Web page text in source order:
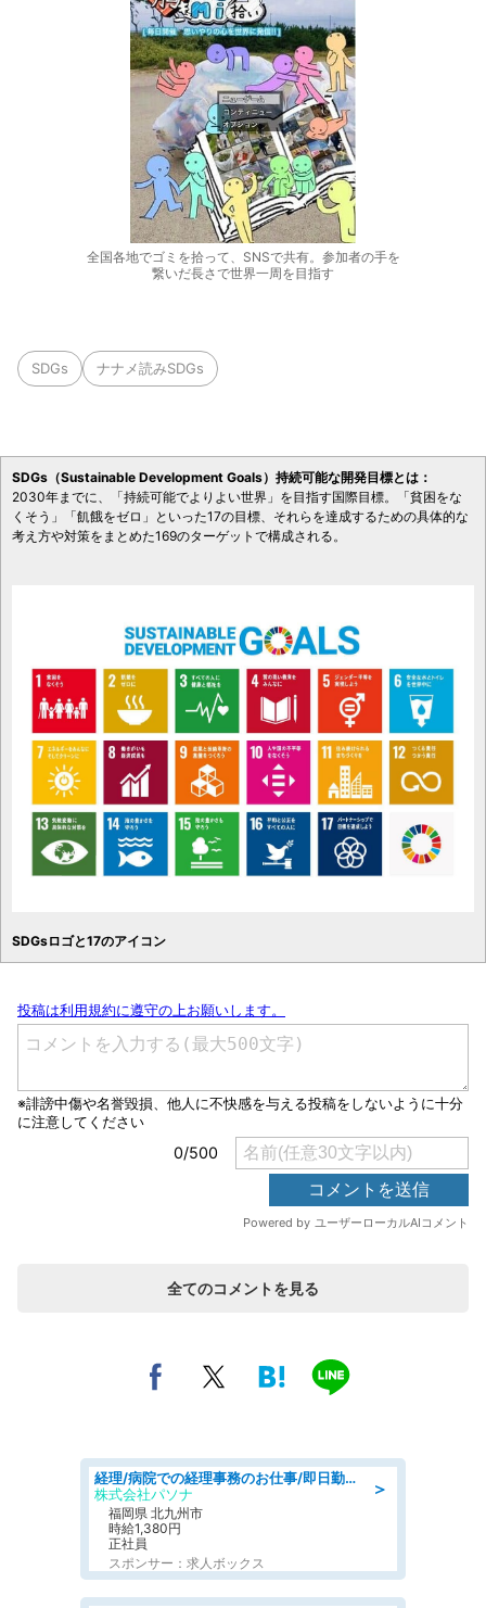
全国各地でゴミを拾って、SNSで共有。参加者の手を
繋いだ長さで世界一周を目指す
SDGs ナナメ読みSDGs
SDGs（Sustainable Development Goals）持続可能な開発目標とは：
2030年までに、「持続可能でよりよい世界」を目指す国際目標。「貧困をな
くそう」「飢餓をゼロ」といった17の目標、それらを達成するための具体的な
考え方や対策をまとめた169のターゲットで構成される。
SDGsロゴと17のアイコン
全てのコメントを見る
＞
経理/病院での経理事務のお仕事/即日勤務可/車通勤可/経理/一般事務
株式会社パソナ
福岡県 北九州市
時給1,380円
正社員
スポンサー：求人ボックス